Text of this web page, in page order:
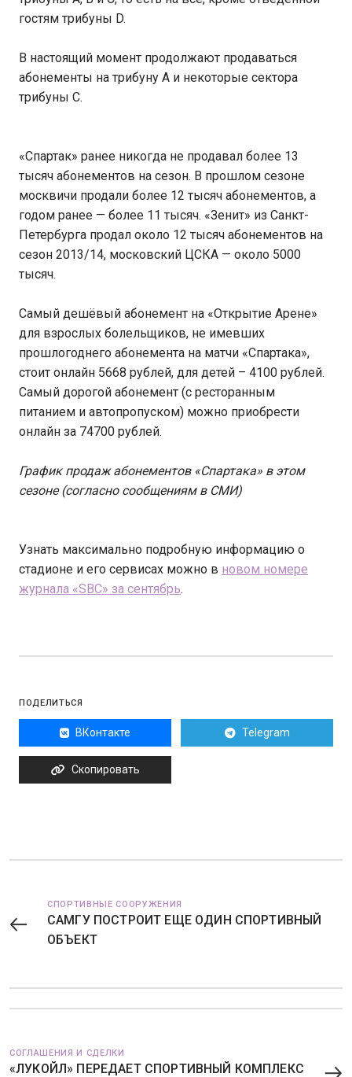
гостям трибуны D.
В настоящий момент продолжают продаваться
абонементы на трибуну A и некоторые сектора
трибуны C.
«Спартак» ранее никогда не продавал более 13
тысяч абонементов на сезон. В прошлом сезоне
москвичи продали более 12 тысяч абонементов, а
годом ранее — более 11 тысяч. «Зенит» из Санкт-
Петербурга продал около 12 тысяч абонементов на
сезон 2013/14, московский ЦСКА — около 5000
тысяч.
Самый дешёвый абонемент на «Открытие Арене»
для взрослых болельщиков, не имевших
прошлогоднего абонемента на матчи «Спартака»,
стоит онлайн 5668 рублей, для детей – 4100 рублей.
Самый дорогой абонемент (с ресторанным
питанием и автопропуском) можно приобрести
онлайн за 74700 рублей.
График продаж абонементов «Спартака» в этом
сезоне (согласно сообщениям в СМИ)
Узнать максимально подробную информацию о
стадионе и его сервисах можно в новом номере
журнала «SBC» за сентябрь.
ПОДЕЛИТЬСЯ
ВКонтакте Telegram
Скопировать
СПОРТИВНЫЕ СООРУЖЕНИЯ
САМГУ ПОСТРОИТ ЕЩЕ ОДИН СПОРТИВНЫЙ
ОБЪЕКТ
СОГЛАШЕНИЯ И СДЕЛКИ
«ЛУКОЙЛ» ПЕРЕДАЕТ СПОРТИВНЫЙ КОМПЛЕКС